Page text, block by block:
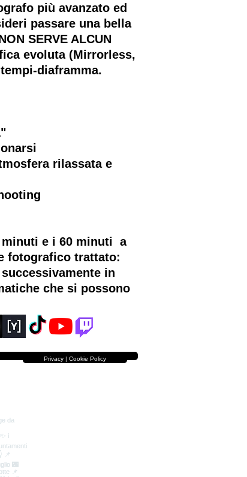
più avanzato ed
passare una bella
SERVE ALCUN
evoluta (Mirrorless,
diaframma.
rilassata e
minuti e i 60 minuti a
fotografico trattato:
in
che si possono
Privacy | Cookie Policy